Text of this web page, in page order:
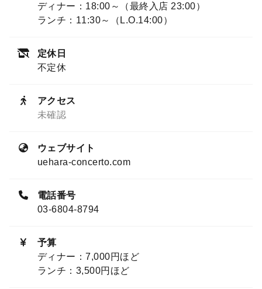
ディナー：18:00～（最終入店 23:00）
ランチ：11:30～（L.O.14:00）
定休日
不定休
アクセス
未確認
ウェブサイト
uehara-concerto.com
電話番号
03-6804-8794
予算
ディナー：7,000円ほど
ランチ：3,500円ほど